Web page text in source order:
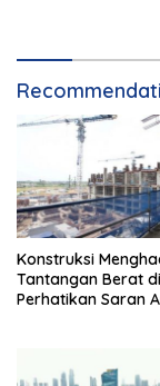
Konstruksi
Tantangan Berat
Perhatikan Saran